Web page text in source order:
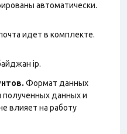
автоматически.
идет в комплекте.
ip.
Формат данных
полученных данных и
влияет на работу